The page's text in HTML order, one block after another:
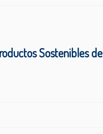
Sostenibles de